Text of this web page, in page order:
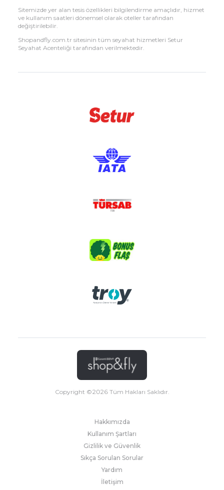
Sitemizde yer alan tesis özellikleri bilgilendirme amaçlıdır, hizmet
ve kullanım saatleri dönemsel olarak oteller tarafından
değiştirilebilir.
Shopandfly.com.tr sitesinin tüm seyahat hizmetleri Setur
Seyahat Acenteliği tarafından verilmektedir.
Copyright ©2026Tüm Hakları Saklıdır.
Hakkımızda
Kullanım Şartları
Gizlilik ve Güvenlik
Sıkça Sorulan Sorular
Yardım
İletişim